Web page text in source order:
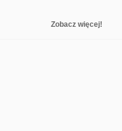
Zobacz więcej!